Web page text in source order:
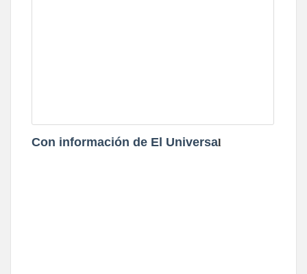
Con información de El Universal